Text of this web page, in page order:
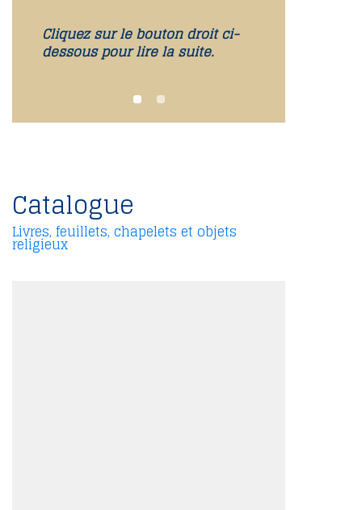
Cliquez sur le bouton droit ci-
dessous pour lire la suite.
Catalogue
Livres, feuillets, chapelets et objets
religieux